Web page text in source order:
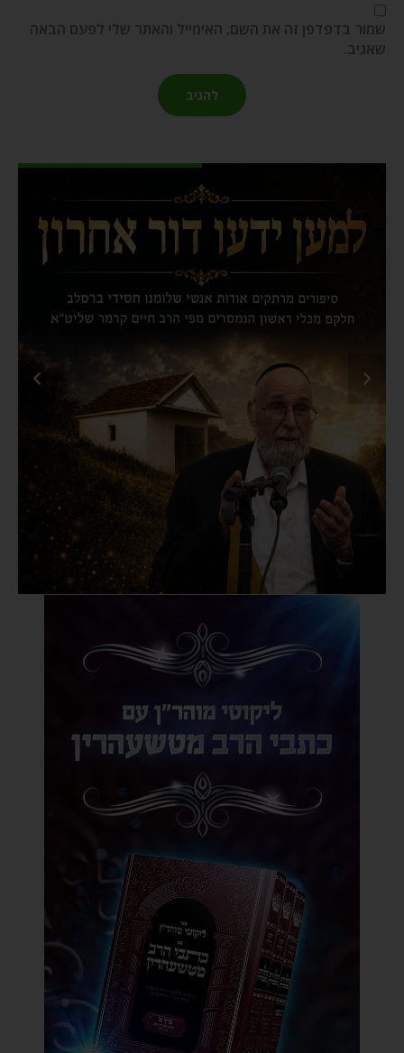
שמור בדפדפן זה את השם, האימייל והאתר שלי לפעם הבאה
שאגיב.